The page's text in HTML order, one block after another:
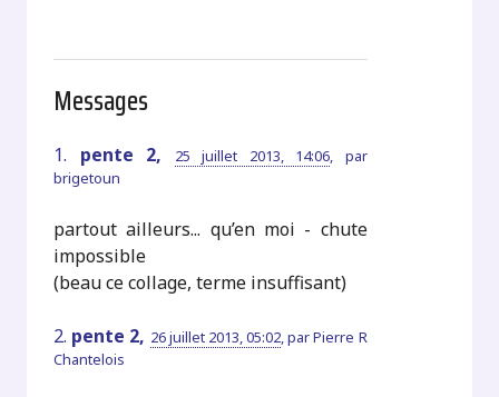
Messages
1. pente 2, 25 juillet 2013, 14:06, par
brigetoun
partout ailleurs... qu’en moi - chute
impossible
(beau ce collage, terme insuffisant)
2. pente 2, 26 juillet 2013, 05:02,parPierre R
Chantelois